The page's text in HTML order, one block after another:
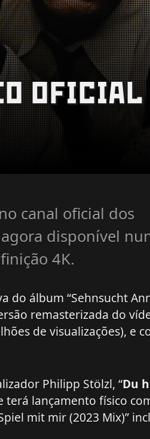
canal oficial dos
disponível
4K.
do álbum “Sehnsucht
remasterizada do
de visualizações), e
Philipp Stölzl, “Du
terá lançamento físico
mit mir (2023 Mix)”